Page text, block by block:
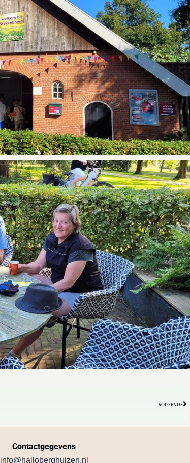
VOLGENDE
Contactgegevens
info@halloberghuizen.nl